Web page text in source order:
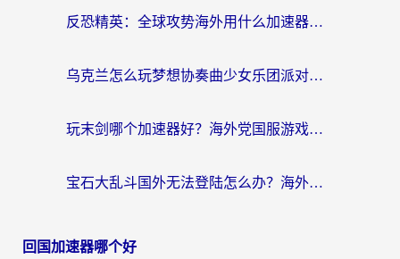
反恐精英：全球攻势海外用什么加速器登录？海外党国服游戏畅玩指南
乌克兰怎么玩梦想协奏曲少女乐团派对？海外党国服游戏加速全攻略（附欧洲重生细胞荒野行动不卡技巧）
玩末剑哪个加速器好？海外党国服游戏畅玩终极指南（附3款热门游戏实测）
宝石大乱斗国外无法登陆怎么办？海外玩家专属加速指南（附穿越火线原野传说解决方案）
回国加速器哪个好